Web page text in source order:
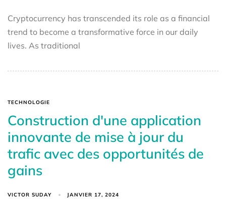
Cryptocurrency has transcended its role as a financial
trend to become a transformative force in our daily
lives. As traditional
TECHNOLOGIE
Construction d'une application
innovante de mise à jour du
trafic avec des opportunités de
gains
VICTOR SUDAY JANVIER 17, 2024